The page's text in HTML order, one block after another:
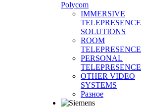
Polycom
IMMERSIVE
TELEPRESENCE
SOLUTIONS
ROOM
TELEPRESENCE
PERSONAL
TELEPRESENCE
OTHER VIDEO
SYSTEMS
Разное